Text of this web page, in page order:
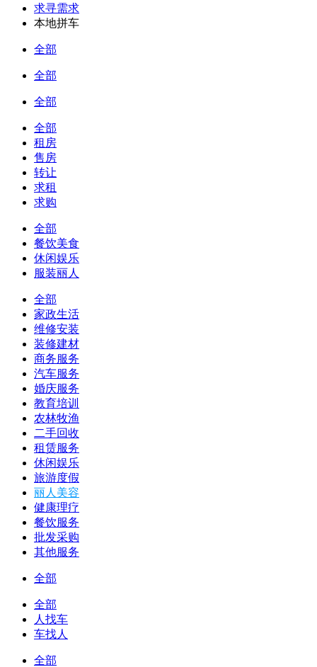
求寻需求
本地拼车
全部
全部
全部
全部
租房
售房
转让
求租
求购
全部
餐饮美食
休闲娱乐
服装丽人
全部
家政生活
维修安装
装修建材
商务服务
汽车服务
婚庆服务
教育培训
农林牧渔
二手回收
租赁服务
休闲娱乐
旅游度假
丽人美容
健康理疗
餐饮服务
批发采购
其他服务
全部
全部
人找车
车找人
全部